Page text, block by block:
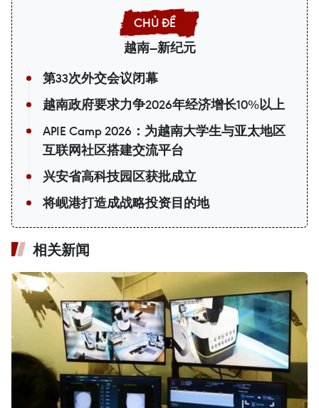
越南—新纪元
第33次外交会议闭幕
越南政府要求力争2026年经济增长10%以上
APIE Camp 2026：为越南大学生与亚太地区
互联网社区搭建交流平台
兴安省高科技园区获批成立
将岘港打造成战略投资目的地
相关新闻